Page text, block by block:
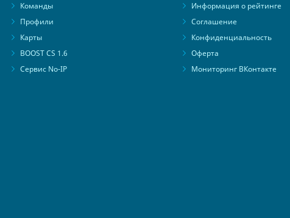
Команды
Профили
Карты
BOOST CS 1.6
Сервис No-IP
Информация о рейтинге
Соглашение
Конфиденциальность
Оферта
Мониторинг ВКонтакте